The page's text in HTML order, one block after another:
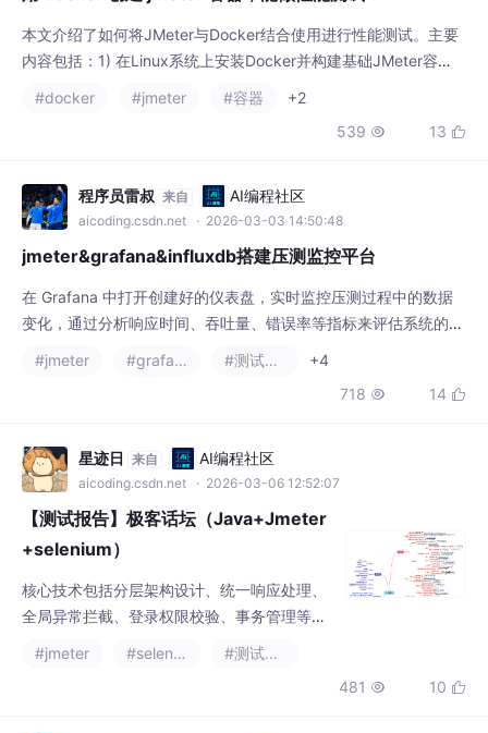
本文介绍了如何将JMeter与Docker结合使用进行性能测试。主要
内容包括：1) 在Linux系统上安装Docker并构建基础JMeter容
境，通过创建多个Slave容器实现高并发；4) 配置Master容器控制
分布式测试。文章详细说明了各环节的操作步骤，包括镜像构建、
#docker #jmeter #容器
+2
539  13 
程序员雷叔 来自 AI编程社区
aicoding.csdn.net · 2026-03-03 14:50:48
jmeter&grafana&influxdb搭建压测监控平台
在 Grafana 中打开创建好的仪表盘，实时监控压测过程中的数据
变化，通过分析响应时间、吞吐量、错误率等指标来评估系统的性
系统在高负载下出现了性能瓶颈，需要进一步分析原因，可能是服
务器资源不足、网络拥塞或者应用程序代码的问题等。
#jmeter
+4
718  14 
星迹日 来自 AI编程社区
aicoding.csdn.net · 2026-03-06 12:52:07
【测试报告】极客话坛（Java+Jmeter
+selenium）
核心技术包括分层架构设计、统一响应处理、
全局异常拦截、登录权限校验、事务管理等解
#jmeter
481  10 